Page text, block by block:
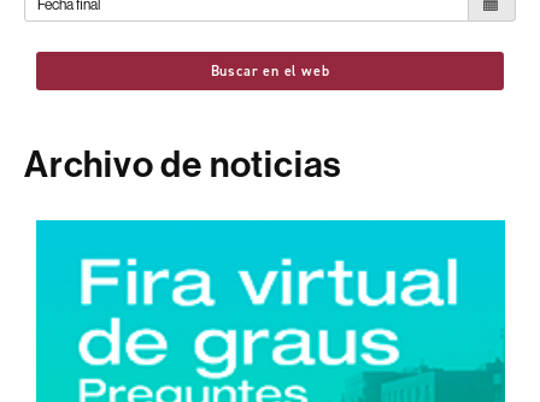
Buscar en el web
Archivo de noticias